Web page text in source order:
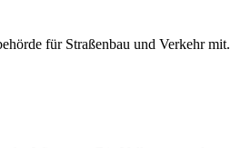
für Straßenbau und Verkehr mit.